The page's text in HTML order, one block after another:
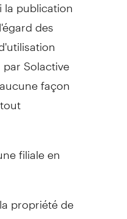
des
Solactive
façon
filiale en
propriété de